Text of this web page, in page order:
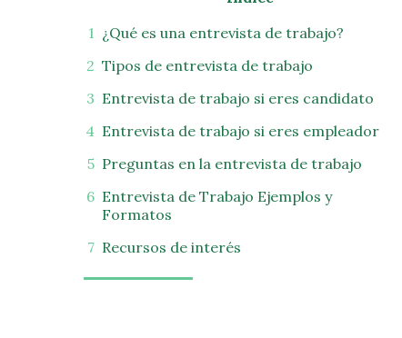
¿Qué es una entrevista de trabajo?
Tipos de entrevista de trabajo
Entrevista de trabajo si eres candidato
Entrevista de trabajo si eres empleador
Preguntas en la entrevista de trabajo
Entrevista de Trabajo Ejemplos y
Formatos
Recursos de interés